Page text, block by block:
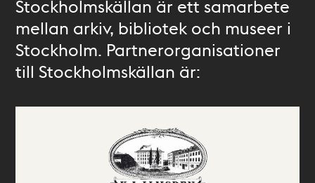
Stockholmskällan är ett samarbete
mellan arkiv, bibliotek och museer i
Stockholm. Partnerorganisationer
till Stockholmskällan är: